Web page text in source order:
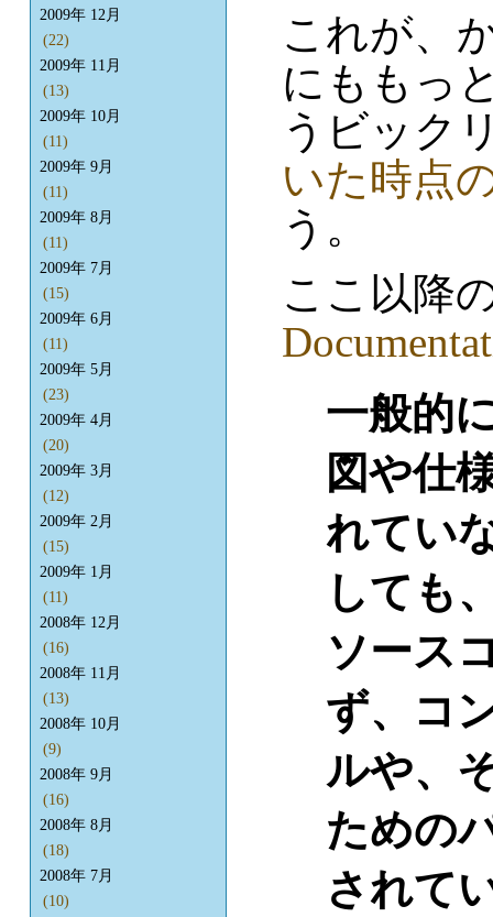
これが、
にももっ
うビック
いた時点
う。
ここ以降
一般的
図や仕
れてい
しても
ソース
ず、コ
ルや、
ための
されて
2009年 12月
(22)
2009年 11月
(13)
2009年 10月
(11)
2009年 9月
(11)
2009年 8月
(11)
2009年 7月
(15)
2009年 6月
(11)
2009年 5月
(23)
2009年 4月
(20)
2009年 3月
(12)
2009年 2月
(15)
2009年 1月
(11)
2008年 12月
(16)
2008年 11月
(13)
2008年 10月
(9)
2008年 9月
(16)
2008年 8月
(18)
2008年 7月
(10)